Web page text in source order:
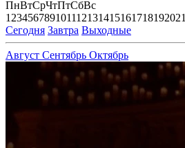
ПнВтСрЧтПтСбВс
1 23456789101112131415161718192021
Сегодня Завтра Выходные
Август Сентябрь Октябрь